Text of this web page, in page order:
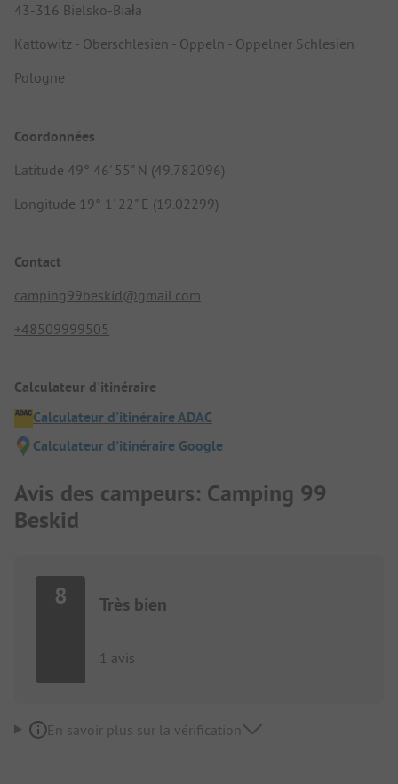
43-316 Bielsko-Biała
Kattowitz - Oberschlesien - Oppeln - Oppelner Schlesien
Pologne
Coordonnées
Latitude 49° 46' 55" N (49.782096)
Longitude 19° 1' 22" E (19.02299)
Contact
camping99beskid@gmail.com
+48509999505
Calculateur d'itinéraire
Calculateur d'itinéraire ADAC
Calculateur d'itinéraire Google
Avis des campeurs: Camping 99
Beskid
8 Très bien
1 avis
En savoir plus sur la vérification